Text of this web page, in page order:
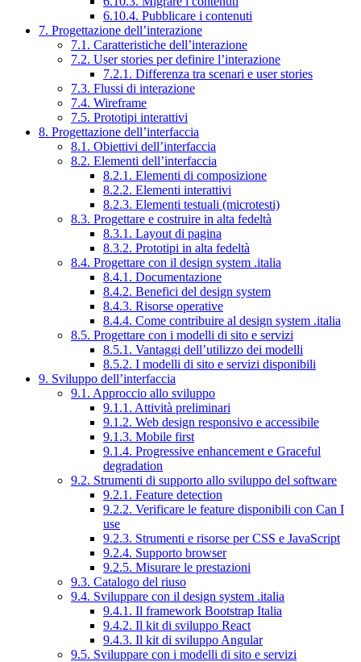
6.10.4. Pubblicare i contenuti
7. Progettazione dell’interazione
7.1. Caratteristiche dell’interazione
7.2. User stories per definire l’interazione
7.2.1. Differenza tra scenari e user stories
7.3. Flussi di interazione
7.4. Wireframe
7.5. Prototipi interattivi
8. Progettazione dell’interfaccia
8.1. Obiettivi dell’interfaccia
8.2. Elementi dell’interfaccia
8.2.1. Elementi di composizione
8.2.2. Elementi interattivi
8.2.3. Elementi testuali (microtesti)
8.3. Progettare e costruire in alta fedeltà
8.3.1. Layout di pagina
8.3.2. Prototipi in alta fedeltà
8.4. Progettare con il design system .italia
8.4.1. Documentazione
8.4.2. Benefici del design system
8.4.3. Risorse operative
8.4.4. Come contribuire al design system .italia
8.5. Progettare con i modelli di sito e servizi
8.5.1. Vantaggi dell’utilizzo dei modelli
8.5.2. I modelli di sito e servizi disponibili
9. Sviluppo dell’interfaccia
9.1. Approccio allo sviluppo
9.1.1. Attività preliminari
9.1.2. Web design responsivo e accessibile
9.1.3. Mobile first
9.1.4. Progressive enhancement e Graceful
degradation
9.2. Strumenti di supporto allo sviluppo del software
9.2.1. Feature detection
9.2.2. Verificare le feature disponibili con Can I
use
9.2.3. Strumenti e risorse per CSS e JavaScript
9.2.4. Supporto browser
9.2.5. Misurare le prestazioni
9.3. Catalogo del riuso
9.4. Sviluppare con il design system .italia
9.4.1. Il framework Bootstrap Italia
9.4.2. Il kit di sviluppo React
9.4.3. Il kit di sviluppo Angular
9.5. Sviluppare con i modelli di sito e servizi